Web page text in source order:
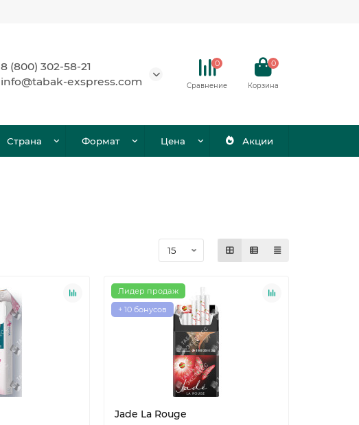
8 (800) 302-58-21
info@tabak-exspress.com
0
Сравнение
0
Корзина
Страна Формат Цена Акции
Лидер продаж
+ 10 бонусов
Jade La Rouge